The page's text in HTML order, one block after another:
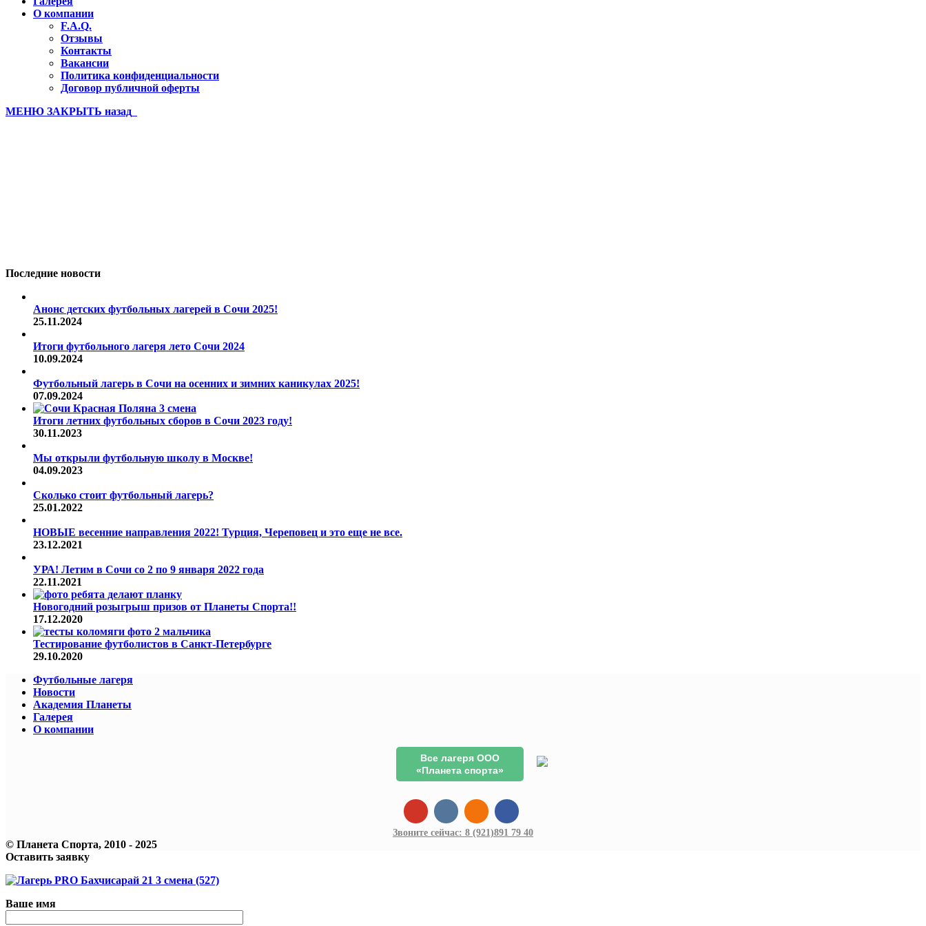
О компании
F.A.Q.
Отзывы
Контакты
Вакансии
Политика конфиденциальности
Договор публичной оферты
МЕНЮ ЗАКРЫТЬ назад
Последние новости
Анонс детских футбольных лагерей в Сочи 2025!
25.11.2024
Итоги футбольного лагеря лето Сочи 2024
10.09.2024
Футбольный лагерь в Сочи на осенних и зимних каникулах 2025!
07.09.2024
Итоги летних футбольных сборов в Сочи 2023 году!
30.11.2023
Мы открыли футбольную школу в Москве!
04.09.2023
Сколько стоит футбольный лагерь?
25.01.2022
НОВЫЕ весенние направления 2022! Турция, Череповец и это еще не все.
23.12.2021
УРА! Летим в Сочи со 2 по 9 января 2022 года
22.11.2021
Новогодний розыгрыш призов от Планеты Спорта!!
17.12.2020
Тестирование футболистов в Санкт-Петербурге
29.10.2020
Футбольные лагеря
Новости
Академия Планеты
Галерея
О компании
Все лагеря ООО
«Планета спорта»
Звоните сейчас: 8 (921)891 79 40
© Планета Спорта, 2010 - 2025
Оставить заявку
Ваше имя